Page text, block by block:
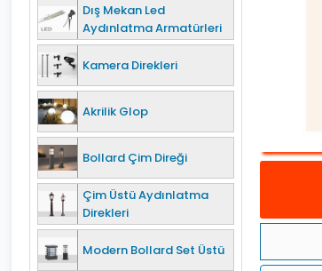
Dış Mekan Led
Aydınlatma Armatürleri
Kamera Direkleri
Akrilik Glop
Bollard Çim Direği
Çim Üstü Aydınlatma
Direkleri
Modern Bollard Set Üstü